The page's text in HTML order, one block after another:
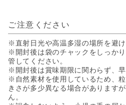
ご注意ください
※直射日光や高温多湿の場所を避け
※開封後は袋のチャックをしっか
管してください。
※開封後は賞味期限に関わらず、
※自然素材を使用しているため、
きさが多少異なる場合があります
ん。